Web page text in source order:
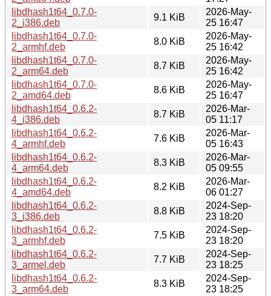
libdhash1t64_0.7.0-
2_i386.deb
9.1 KiB
2026-May-
25 16:47
libdhash1t64_0.7.0-
2_armhf.deb
8.0 KiB
2026-May-
25 16:42
libdhash1t64_0.7.0-
2_arm64.deb
8.7 KiB
2026-May-
25 16:42
libdhash1t64_0.7.0-
2_amd64.deb
8.6 KiB
2026-May-
25 16:47
libdhash1t64_0.6.2-
4_i386.deb
8.7 KiB
2026-Mar-
05 11:17
libdhash1t64_0.6.2-
4_armhf.deb
7.6 KiB
2026-Mar-
05 16:43
libdhash1t64_0.6.2-
4_arm64.deb
8.3 KiB
2026-Mar-
05 09:55
libdhash1t64_0.6.2-
4_amd64.deb
8.2 KiB
2026-Mar-
06 01:27
libdhash1t64_0.6.2-
3_i386.deb
8.8 KiB
2024-Sep-
23 18:20
libdhash1t64_0.6.2-
3_armhf.deb
7.5 KiB
2024-Sep-
23 18:20
libdhash1t64_0.6.2-
3_armel.deb
7.7 KiB
2024-Sep-
23 18:25
libdhash1t64_0.6.2-
3_arm64.deb
8.3 KiB
2024-Sep-
23 18:25